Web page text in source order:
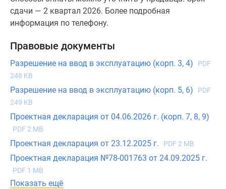
сдачи — 2 квартал 2026. Более подробная
информация по телефону.
Правовые документы
Разрешение на ввод в эксплуатацию (корп. 3, 4)
PDF
248 KB
Разрешение на ввод в эксплуатацию (корп. 5, 6)
PDF
249 KB
Проектная декларация от 04.06.2026 г. (корп. 7, 8, 9)
PDF 2 MB
Проектная декларация от 23.12.2025 г. PDF 2 MB
Проектная декларация №78-001763 от 24.09.2025 г.
PDF 1 MB
Показать ещё